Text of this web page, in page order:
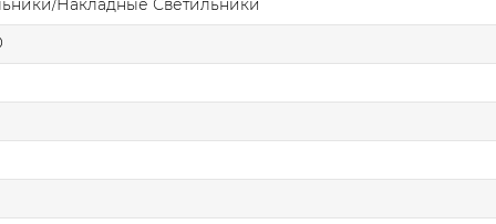
Накладные Светильники